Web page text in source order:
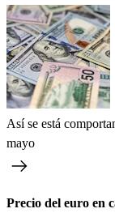
Así se está
mayo
Precio del euro en